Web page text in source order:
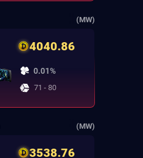
(MW)
4040.86
0.01%
71 - 80
(MW)
3538.76